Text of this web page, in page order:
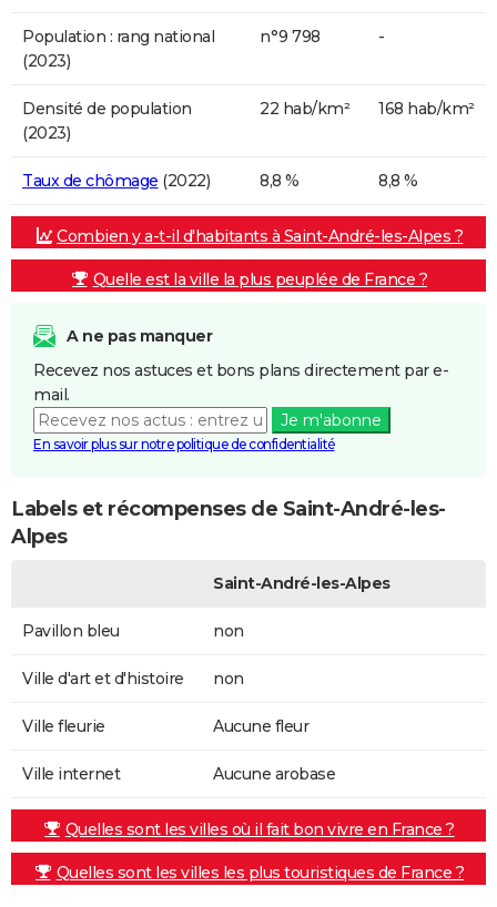
Population : rang national
(2023)
n°9 798 -
Densité de population
(2023)
22 hab/km² 168 hab/km²
Taux de chômage (2022) 8,8 % 8,8 %
Combien y a-t-il d'habitants à Saint-André-les-Alpes ?
Quelle est la ville la plus peuplée de France ?
A ne pas manquer
Recevez nos astuces et bons plans directement par e-
mail.
Je m'abonne
En savoir plus sur notre politique de confidentialité
Labels et récompenses de Saint-André-les-
Alpes
Saint-André-les-Alpes
Pavillon bleu non
Ville d'art et d'histoire non
Ville fleurie Aucune fleur
Ville internet Aucune arobase
Quelles sont les villes où il fait bon vivre en France ?
Quelles sont les villes les plus touristiques de France ?